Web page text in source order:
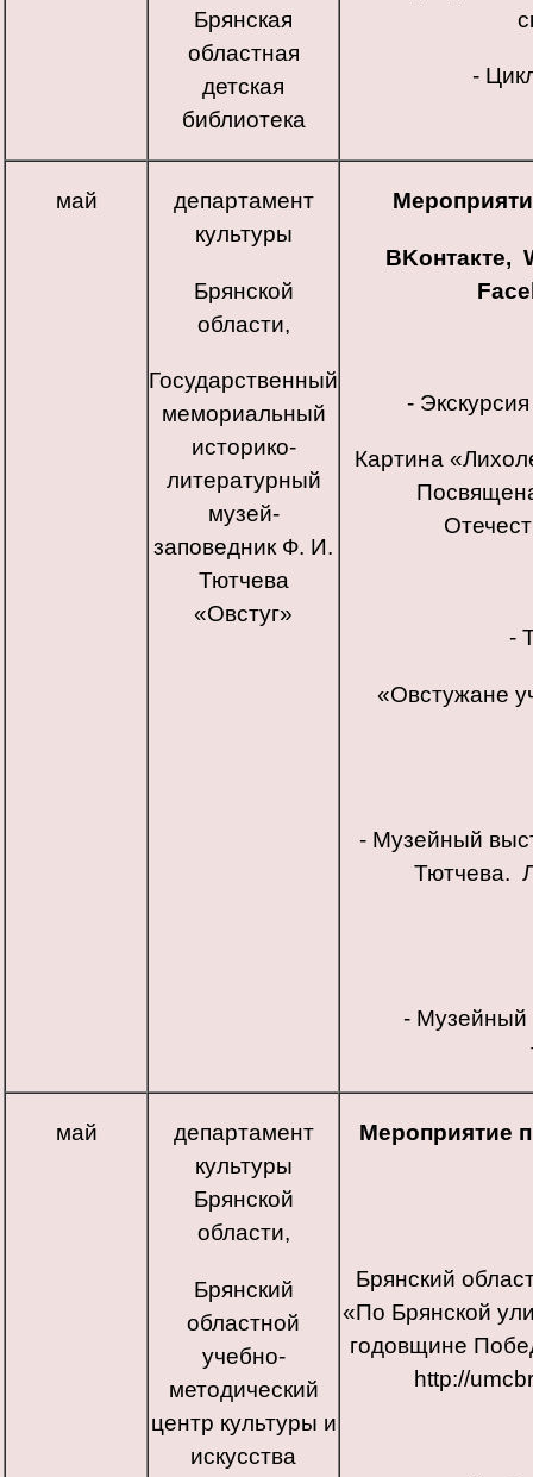
Брянская
областная
детская
библиотека
-
май
департамент
культуры
Брянской
области,
Государственный
мемориальный
историко-
литературный
музей-
заповедник Ф. И.
Тютчева
«Овстуг»
ВKонтакте,
-
Картина
-
«Овстужане
- Музейный
Тютчева.
- Музейный
май
департамент
культуры
Брянской
области,
Брянский
областной
учебно-
методический
центр культуры и
искусства
Мероприятие
Брянский
«По Брянской
годовщине
http://